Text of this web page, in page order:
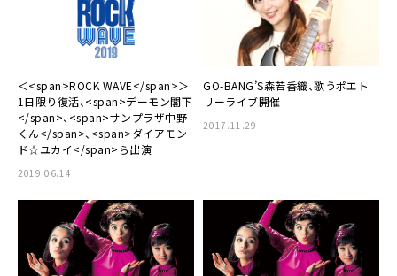
＜<span>ROCK WAVE</span>＞
1日限り復活、<span>デーモン閣下
</span>、<span>サンプラザ中野
くん</span>、<span>ダイアモン
ド☆ユカイ</span>ら出演
2019.06.14
GO-BANG’S森若香織、歌うポエト
リーライブ開催
2017.11.29